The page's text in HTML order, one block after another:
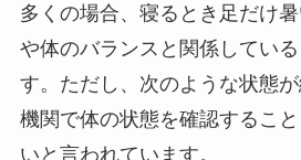
多くの場合、寝るとき足だけ
や体のバランスと関係してい
す。ただし、次のような状態
機関で体の状態を確認するこ
いと言われています。